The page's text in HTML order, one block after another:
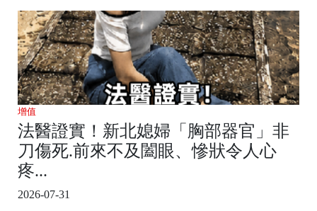
增值
法醫證實！新北媳婦「胸部器官」非
刀傷死.前來不及闔眼、慘狀令人心
疼...
2026-07-31